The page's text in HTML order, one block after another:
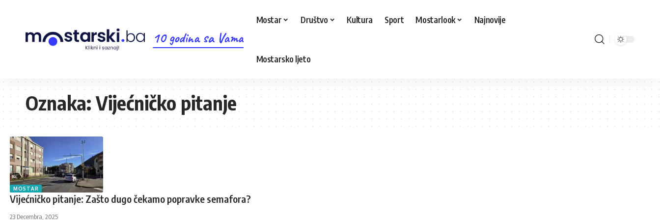
10 godina sa Vama
Mostar Društvo Kultura Sport Mostarlook Najnovije
Mostarsko ljeto
Oznaka:Vijećničko pitanje
MOSTAR
Vijećničko pitanje: Zašto dugo čekamo popravke semafora?
23 Decembra, 2025